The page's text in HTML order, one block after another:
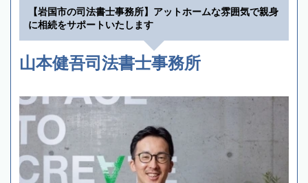
【岩国市の司法書士事務所】アットホームな雰囲気で親身
に相続をサポートいたします
山本健吾司法書士事務所